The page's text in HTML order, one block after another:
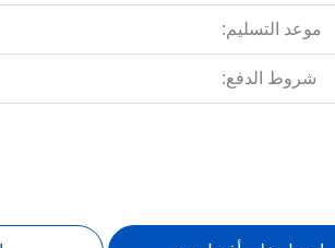
موعد التسليم:
شروط الدفع: